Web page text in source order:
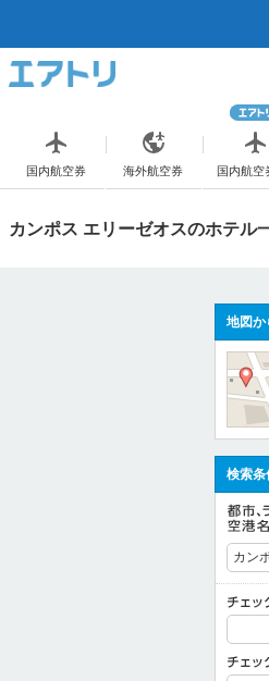
国内航空券 海外航空券 国内航空
カンポス エリーゼオスのホテル
地図か
検索条